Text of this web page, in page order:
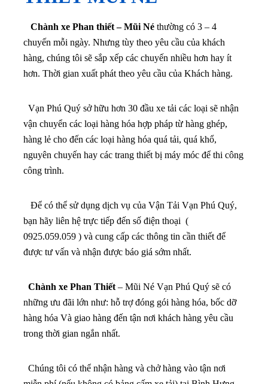
Chành xe Phan thiết – Mũi Né thường có 3 – 4
chuyến mỗi ngày. Nhưng tùy theo yêu cầu của khách
hàng, chúng tôi sẽ sắp xếp các chuyến nhiều hơn hay ít
hơn. Thời gian xuất phát theo yêu cầu của Khách hàng.
Vạn Phú Quý sở hữu hơn 30 đầu xe tải các loại sẽ nhận
vận chuyển các loại hàng hóa hợp pháp từ hàng ghép,
hàng lẻ cho đến các loại hàng hóa quá tải, quá khổ,
nguyên chuyến hay các trang thiết bị máy móc để thi công
công trình.
Để có thể sử dụng dịch vụ của Vận Tải Vạn Phú Quý,
bạn hãy liên hệ trực tiếp đến số điện thoại (
0925.059.059 ) và cung cấp các thông tin cần thiết để
được tư vấn và nhận được báo giá sớm nhất.
Chành xe Phan Thiết – Mũi Né Vạn Phú Quý sẽ có
những ưu đãi lớn như: hỗ trợ đóng gói hàng hóa, bốc dỡ
hàng hóa Và giao hàng đến tận nơi khách hàng yêu cầu
trong thời gian ngắn nhất.
Chúng tôi có thể nhận hàng và chở hàng vào tận nơi